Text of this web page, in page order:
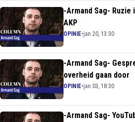
-Armand Sag-
AKP
OPINIE•jan 20, 13:30
-Armand Sag-
overheid gaan door
OPINIE•jan 03, 18:30
-Armand Sag-